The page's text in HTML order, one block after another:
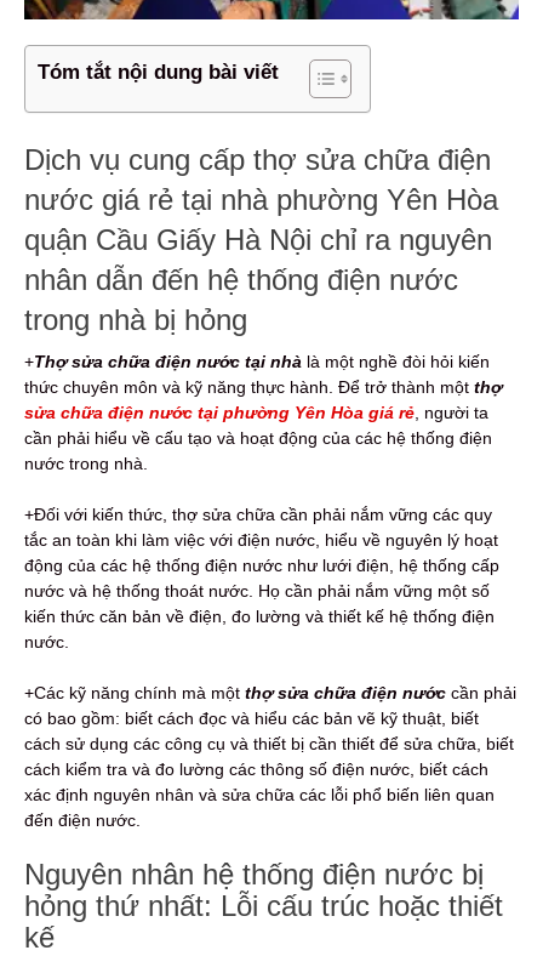
Tóm tắt nội dung bài viết
Dịch vụ cung cấp thợ sửa chữa điện
nước giá rẻ tại nhà phường Yên Hòa
quận Cầu Giấy Hà Nội chỉ ra nguyên
nhân dẫn đến hệ thống điện nước
trong nhà bị hỏng
+Thợ sửa chữa điện nước tại nhà là một nghề đòi hỏi kiến
thức chuyên môn và kỹ năng thực hành. Để trở thành một thợ
sửa chữa điện nước tại phường Yên Hòa giá rẻ , người ta
cần phải hiểu về cấu tạo và hoạt động của các hệ thống điện
nước trong nhà.
+Đối với kiến thức, thợ sửa chữa cần phải nắm vững các quy
tắc an toàn khi làm việc với điện nước, hiểu về nguyên lý hoạt
động của các hệ thống điện nước như lưới điện, hệ thống cấp
nước và hệ thống thoát nước. Họ cần phải nắm vững một số
kiến thức căn bản về điện, đo lường và thiết kế hệ thống điện
nước.
+Các kỹ năng chính mà một thợ sửa chữa điện nước cần phải
có bao gồm: biết cách đọc và hiểu các bản vẽ kỹ thuật, biết
cách sử dụng các công cụ và thiết bị cần thiết để sửa chữa, biết
cách kiểm tra và đo lường các thông số điện nước, biết cách
xác định nguyên nhân và sửa chữa các lỗi phổ biến liên quan
đến điện nước.
Nguyên nhân hệ thống điện nước bị
hỏng thứ nhất: Lỗi cấu trúc hoặc thiết
kế